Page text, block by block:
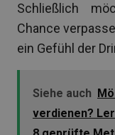
Schließlich
Chance
ein Gefühl der
Siehe auch
verdienen?